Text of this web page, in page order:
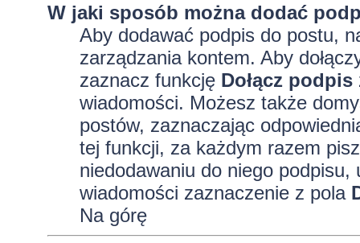
W jaki sposób można dodać
Aby dodawać podpis do postu,
zarządzania kontem. Aby
zaznacz funkcję Dołącz podpis
wiadomości. Możesz także
postów, zaznaczając
tej funkcji, za każdym razem
niedodawaniu do niego
wiadomości zaznaczenie z pola
Na górę